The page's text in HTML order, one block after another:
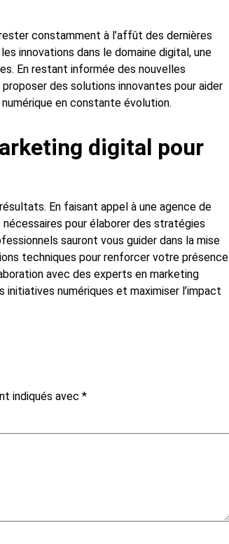
constamment à l’affût des dernières
innovations dans le domaine digital, une
En restant informée des nouvelles
des solutions innovantes pour aider
en constante évolution.
digital pour
En faisant appel à une agence de
pour élaborer des stratégies
sauront vous guider dans la mise
techniques pour renforcer votre présence
avec des experts en marketing
numériques et maximiser l’impact
indiqués avec *